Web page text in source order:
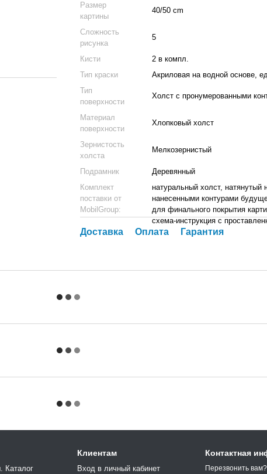
Размер
картины
40/50 cm
Сложность
рисунка
5
Кисти
2 в компл.
Тип краски
Акриловая на водной основе,
Тип
поверхности
Холст с пронумерованными
Материал
поверхности
Хлопковый холст
Зернистость
холста
Мелкозернистый
Подрамник
Деревянный
Комплект
поставки от
MobilGroup:
натуральный холст, натянутый
нанесенными контурами
для финального покрытия
схема-инструкция с
Доставка Оплата Гарантия
Каталог
Клиентам
Вход в личный кабинет
Контактная
Перезвонить вам?